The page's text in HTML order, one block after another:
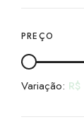
PREÇO
Variação: R$